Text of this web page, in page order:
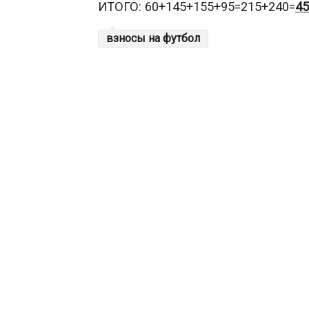
ИТОГО: 60+145+155+95=215+240=
взносы на футбол